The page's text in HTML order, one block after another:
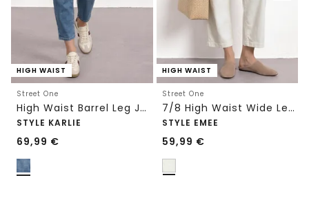
HIGH WAIST
Street One
High Waist Barrel Leg Jeans im Loose Fit
STYLE KARLIE
69,99 €
HIGH WAIST
Street One
7/8 High Waist Wide Leg Jeans im Loose Fit
STYLE EMEE
59,99 €